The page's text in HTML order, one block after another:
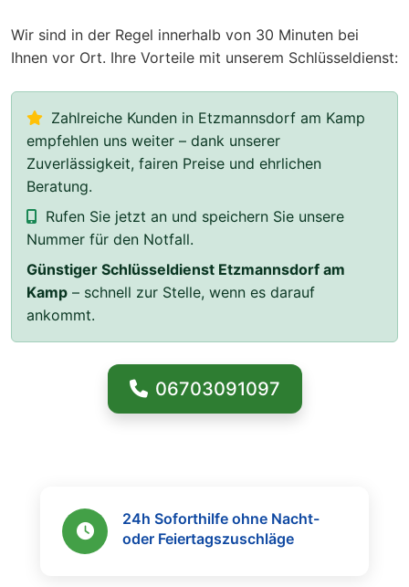
Wir sind in der Regel innerhalb von 30 Minuten bei
Ihnen vor Ort. Ihre Vorteile mit unserem Schlüsseldienst:
Zahlreiche Kunden in Etzmannsdorf am Kamp
empfehlen uns weiter – dank unserer
Zuverlässigkeit, fairen Preise und ehrlichen
Beratung.
Rufen Sie jetzt an und speichern Sie unsere
Nummer für den Notfall.
Günstiger Schlüsseldienst Etzmannsdorf am
Kamp – schnell zur Stelle, wenn es darauf
ankommt.
06703091097
24h Soforthilfe ohne Nacht-
oder Feiertagszuschläge